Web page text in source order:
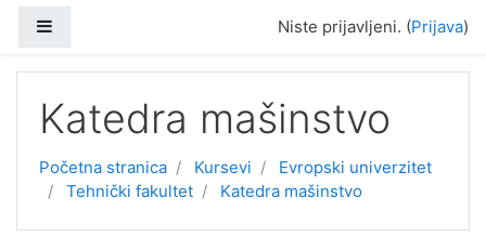
Niste prijavljeni. (Prijava)
Katedra mašinstvo
Početna stranica Kursevi
Evropski univerzitet
Tehnički fakultet
Katedra mašinstvo